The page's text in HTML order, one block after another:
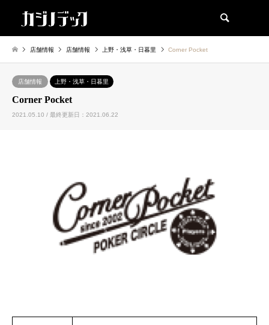
店舗情報 店舗情報 上野・浅草・日暮里 Corner Pocket
店舗情報 上野・浅草・日暮里
Corner Pocket
2021.05.10 / 最終更新日：2021.06.22